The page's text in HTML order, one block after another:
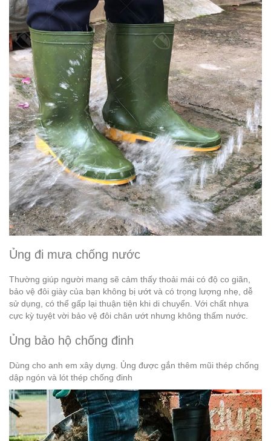
Ủng đi mưa chống nước
Thường giúp người mang sẽ cảm thấy thoải mái có độ co giãn,
bảo vệ đôi giày của bạn không bị ướt và có trọng lượng nhẹ, dễ
sử dụng, có thể gấp lại thuận tiện khi di chuyển. Với chất nhựa
cực kỳ tuyệt vời bảo vệ đôi chân ướt nhưng không thấm nước.
Ủng bảo hộ chống đinh
Dùng cho anh em xây dựng. Ủng được gắn thêm mũi thép chống
dập ngón và lót thép chống đinh